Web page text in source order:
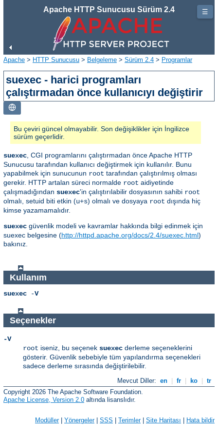
Apache HTTP Sunucusu Sürüm 2.4
Apache > HTTP Sunucusu > Belgeleme > Sürüm 2.4 > Programlar
suexec - harici programları
çalıştırmadan önce kullanıcıyı değiştirir
Bu çeviri güncel olmayabilir. Son değişiklikler için İngilizce
sürüm geçerlidir.
suexec , CGI programlarını çalıştırmadan önce Apache HTTP
Sunucusu tarafından kullanıcı değiştirmek için kullanılır. Bunu
yapabilmek için sunucunun root tarafından çalıştırılmış olması
gerekir. HTTP artalan süreci normalde root aidiyetinde
çalışmadığından suexec'in çalıştırılabilir dosyasının sahibi root
olmalı, setuid biti etkin (u+s) olmalı ve dosyaya root dışında hiç
kimse yazamamalıdır.
suexec güvenlik modeli ve kavramlar hakkında bilgi edinmek için
suexec belgesine (http://httpd.apache.org/docs/2.4/suexec.html)
bakınız.
Kullanım
suexec -V
Seçenekler
-V
root iseniz, bu seçenek suexec derleme seçeneklerini
gösterir. Güvenlik sebebiyle tüm yapılandırma seçenekleri
sadece derleme sırasında değiştirilebilir.
Mevcut Diller: en fr ko
tr
Copyright 2026 The Apache Software Foundation.
Apache License, Version 2.0 altında lisanslıdır.
Modüller| Yönergeler| SSS | Terimler| Site Haritası | Hata bildir
☰